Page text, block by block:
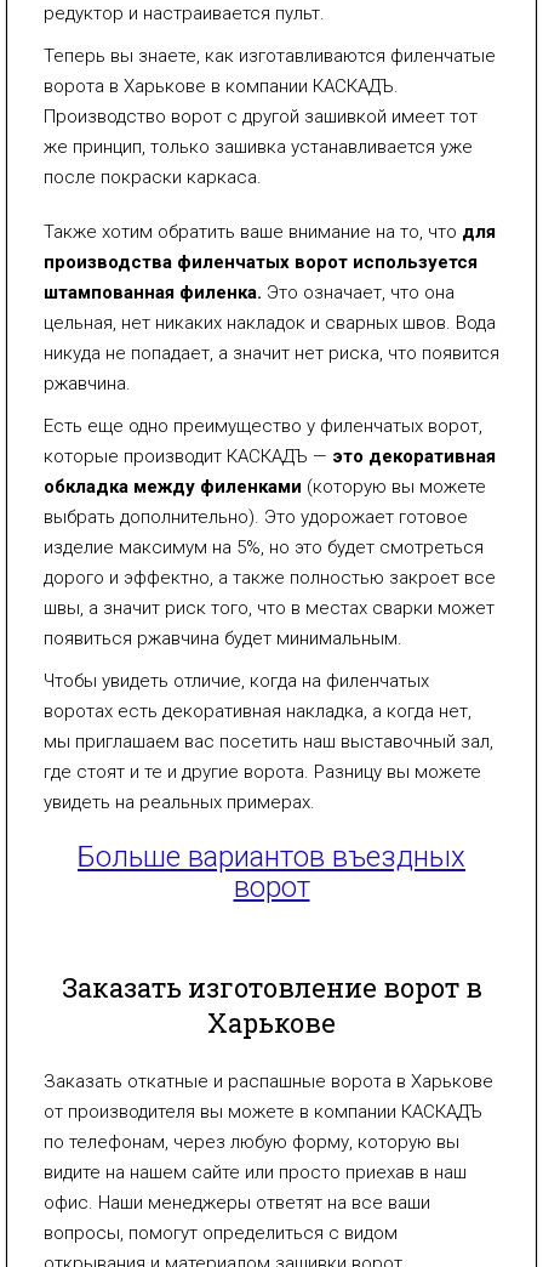
редуктор и настраивается пульт.
Теперь вы знаете, как изготавливаются филенчатые
ворота в Харькове в компании КАСКАДЪ.
Производство ворот с другой зашивкой имеет тот
же принцип, только зашивка устанавливается уже
после покраски каркаса.
Также хотим обратить ваше внимание на то, что для
производства филенчатых ворот используется
штампованная филенка. Это означает, что она
цельная, нет никаких накладок и сварных швов. Вода
никуда не попадает, а значит нет риска, что появится
ржавчина.
Есть еще одно преимущество у филенчатых ворот,
которые производит КАСКАДЪ — это декоративная
обкладка между филенками (которую вы можете
выбрать дополнительно). Это удорожает готовое
изделие максимум на 5%, но это будет смотреться
дорого и эффектно, а также полностью закроет все
швы, а значит риск того, что в местах сварки может
появиться ржавчина будет минимальным.
Чтобы увидеть отличие, когда на филенчатых
воротах есть декоративная накладка, а когда нет,
мы приглашаем вас посетить наш выставочный зал,
где стоят и те и другие ворота. Разницу вы можете
увидеть на реальных примерах.
Больше вариантов въездных
ворот
Заказать изготовление ворот в
Харькове
Заказать откатные и распашные ворота в Харькове
от производителя вы можете в компании КАСКАДЪ
по телефонам, через любую форму, которую вы
видите на нашем сайте или просто приехав в наш
офис. Наши менеджеры ответят на все ваши
вопросы, помогут определиться с видом